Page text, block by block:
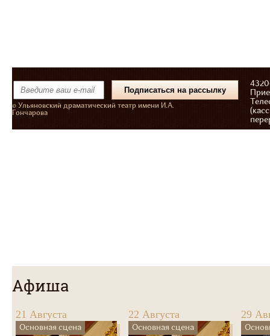
Афиша
21 Августа
Основная сцена
22 Августа
Основная сцена
29
© Ульяновский драматический театр имени И.А.
Гончарова